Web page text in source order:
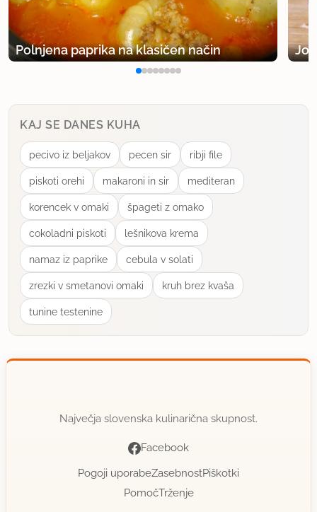
Polnjena paprika na klasičen način
KAJ SE DANES KUHA
pecivo iz beljakov pecen sir ribji file
piskoti orehi makaroni in sir mediteran
korencek v omaki špageti z omako
cokoladni piskoti lešnikova krema
namaz iz paprike cebula v solati
zrezki v smetanovi omaki kruh brez kvaša
tunine testenine
Največja slovenska kulinarična skupnost.
Facebook
Pogoji uporabeZasebnostPiškotki
PomočTrženje